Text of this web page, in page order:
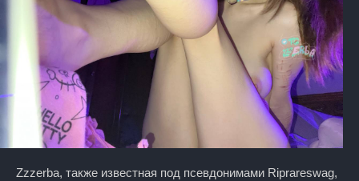
Zzzerba, также известная под псевдонимами Riprareswag,